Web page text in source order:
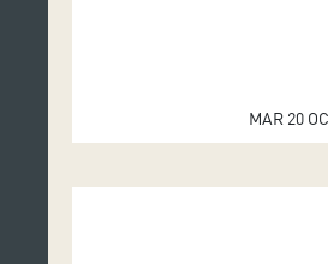
MAR 20